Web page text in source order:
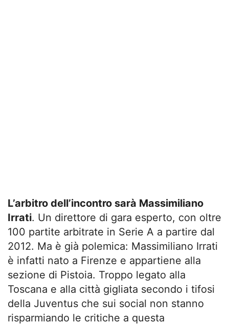
L’arbitro dell’incontro sarà Massimiliano
Irrati. Un direttore di gara esperto, con oltre
100 partite arbitrate in Serie A a partire dal
2012. Ma è già polemica: Massimiliano Irrati
è infatti nato a Firenze e appartiene alla
sezione di Pistoia. Troppo legato alla
Toscana e alla città gigliata secondo i tifosi
della Juventus che sui social non stanno
risparmiando le critiche a questa